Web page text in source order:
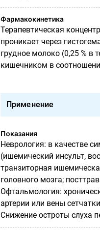
Фармакокинетика
Терапевтическая
проникает через
грудное молоко (0,25 % в
кишечником в
Применение
Показания
Неврология: в качестве
(ишемический инсульт,
транзиторная
головного мозга;
Офтальмология:
артерии или вены
Снижение остроты слуха